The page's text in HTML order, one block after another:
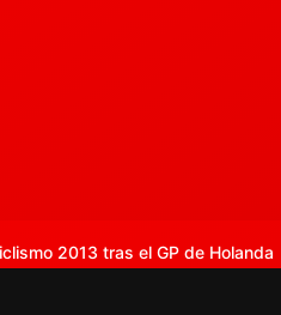
2013 tras el GP de Holanda